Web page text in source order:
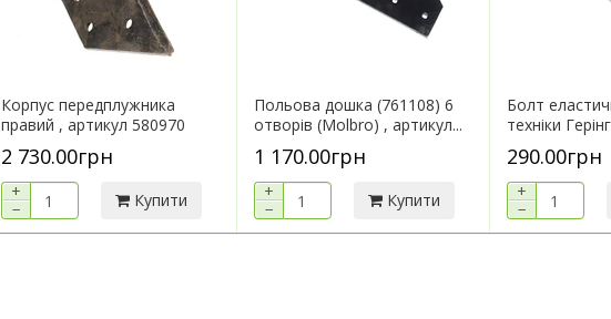
Корпус передплужника
правий , артикул 580970
2 730.00грн
+
−
Купити
Польова дошка (761108) 6
отворів (Molbro) , артикул...
1 170.00грн
+
−
Купити
Болт
техніки
290.00грн
+
−